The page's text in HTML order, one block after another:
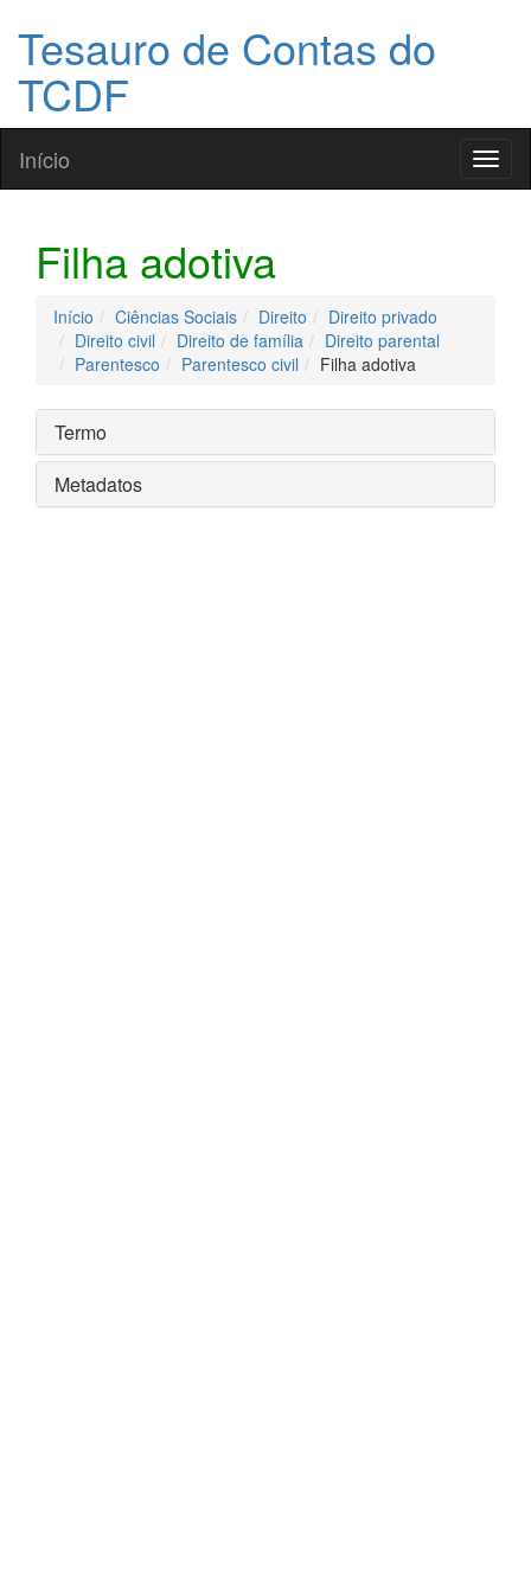
Tesauro de Contas do
TCDF
Início
Filha adotiva
Início Ciências Sociais Direito
Direito privado
Direito civil
Direito de família
Direito parental
Parentesco
Parentesco civil Filha adotiva
Termo
Metadatos